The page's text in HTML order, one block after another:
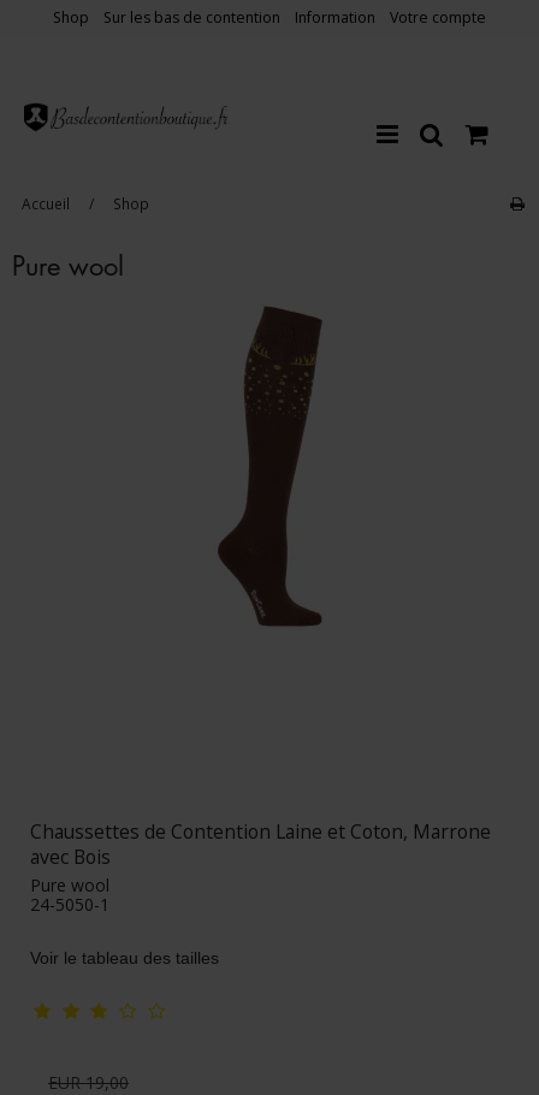
Shop Sur les bas de contention Information Votre compte
Accueil / Shop
Pure wool
Chaussettes de Contention Laine et Coton, Marrone
avec Bois
Pure wool
24-5050-1
Voir le tableau des tailles
EUR 19,00